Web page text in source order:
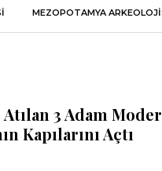
MEZOPOTAMYA
3 Adam
Kapılarını Açtı